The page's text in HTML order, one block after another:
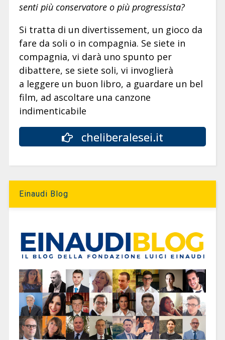
senti più conservatore o più progressista?
Si tratta di un divertissement, un gioco da
fare da soli o in compagnia. Se siete in
compagnia, vi darà uno spunto per
dibattere, se siete soli, vi invoglierà
a leggere un buon libro, a guardare un bel
film, ad ascoltare una canzone
indimenticabile
cheliberalesei.it
Einaudi Blog